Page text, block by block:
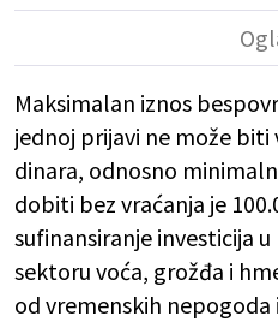
Maksimalan iznos
jednoj prijavi ne može biti
dinara, odnosno
dobiti bez vraćanja je
sufinansiranje investicija
sektoru voća, grožđa i
od vremenskih